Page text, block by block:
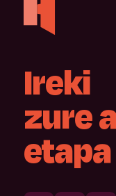
Ireki
zure
etapa